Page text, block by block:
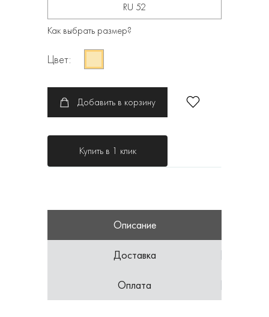
RU 52
Как выбрать размер?
Цвет:
Добавить в корзину
Купить в 1 клик
Описание
Доставка
Оплата